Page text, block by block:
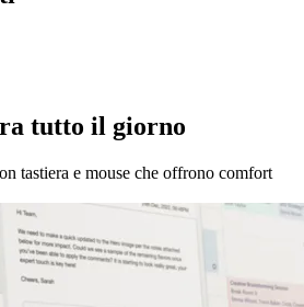
tutto il giorno
tastiera e mouse che offrono comfort